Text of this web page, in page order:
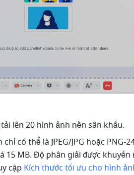
lên 20 hình ảnh nền sân khấu.
có thể là JPEG/JPG hoặc
15 MB. Độ phân giải được
cập Kích thước tối ưu cho hình